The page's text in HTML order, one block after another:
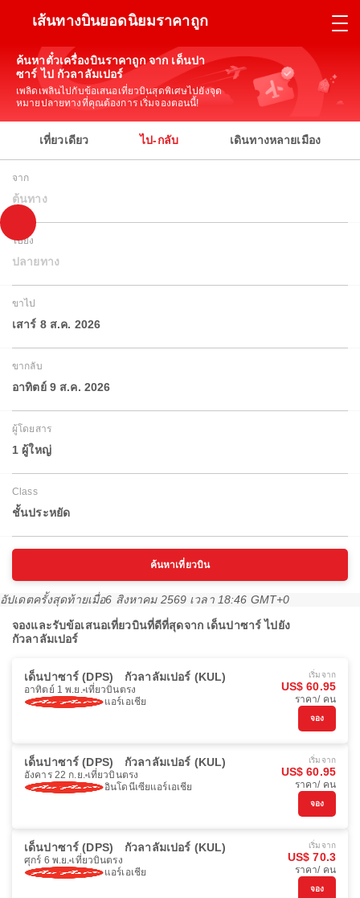
เส้นทางบินยอดนิยมราคาถูก
ค้นหาตั๋วเครื่องบินราคาถูก จาก เด็นปา
ซาร์ ไป กัวลาลัมเปอร์
เพลิดเพลินไปกับข้อเสนอเที่ยวบินสุดพิเศษไปยังจุด
หมายปลายทางที่คุณต้องการ เริ่มจองตอนนี้!
เที่ยวเดียว ไป-กลับ เดินทางหลายเมือง
จาก
ต้นทาง
ไปยัง
ปลายทาง
ขาไป
เสาร์ 8 ส.ค. 2026
ขากลับ
อาทิตย์ 9 ส.ค. 2026
ผู้โดยสาร
1 ผู้ใหญ่
Class
ชั้นประหยัด
ค้นหาเที่ยวบิน
อัปเดตครั้งสุดท้ายเมื่อ6 สิงหาคม 2569 เวลา 18:46 GMT+0
จองและรับข้อเสนอเที่ยวบินที่ดีที่สุดจาก เด็นปาซาร์ ไปยัง
กัวลาลัมเปอร์
เด็นปาซาร์ (DPS) กัวลาลัมเปอร์ (KUL)
อาทิตย์ 1 พ.ย. เที่ยวบินตรง
แอร์เอเชีย
เริ่มจาก
US$ 60.95
ราคา/ คน
จอง
เด็นปาซาร์ (DPS) กัวลาลัมเปอร์ (KUL)
อังคาร 22 ก.ย. เที่ยวบินตรง
อินโดนีเซียแอร์เอเชีย
เริ่มจาก
US$ 60.95
ราคา/ คน
จอง
เด็นปาซาร์ (DPS) กัวลาลัมเปอร์ (KUL)
ศุกร์ 6 พ.ย. เที่ยวบินตรง
แอร์เอเชีย
เริ่มจาก
US$ 70.3
ราคา/ คน
จอง